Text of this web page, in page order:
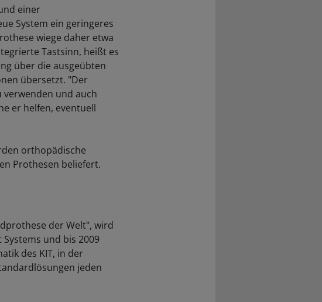
einer
System ein geringeres
wiege daher etwa
Tastsinn, heißt es
über die ausgeübten
übersetzt. "Der
verwenden und auch
er helfen, eventuell
orthopädische
Prothesen beliefert.
der Welt", wird
und bis 2009
des KIT, in der
jeden